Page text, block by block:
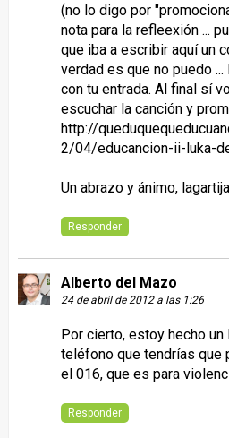
(no lo digo por
nota para la refleexión ...
que iba a escribir aquí un
verdad es que no puedo
con tu entrada. Al final sí
escuchar la canción y
http://
2/04/educancion-ii-luka-
Un abrazo y ánimo, lagartija
Responder
Alberto del Mazo
24 de abril de 2012 a las 1:26
Por cierto, estoy hecho
teléfono que tendrías que
el 016, que es para
Responder